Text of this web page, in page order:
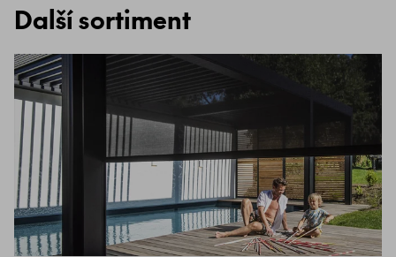
Další sortiment